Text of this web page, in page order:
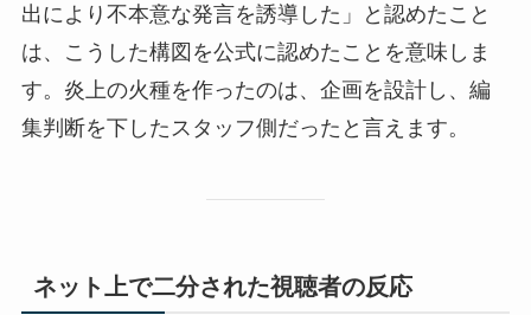
出により不本意な発言を誘導した」と認めたこと
は、こうした構図を公式に認めたことを意味しま
す。炎上の火種を作ったのは、企画を設計し、編
集判断を下したスタッフ側だったと言えます。
ネット上で二分された視聴者の反応